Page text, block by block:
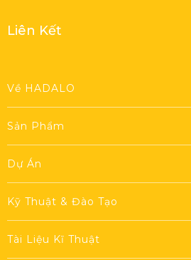
Liên Kết
Về HADALO
Sản Phẩm
Dự Án
Kỹ Thuật & Đào Tạo
Tài Liệu Kĩ Thuật